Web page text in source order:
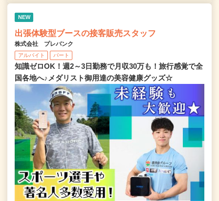
NEW
出張体験型ブースの接客販売スタッフ
株式会社 プレバンク
アルバイト パート
知識ゼロOK！週2～3日勤務で月収30万も！旅行感覚で全
国各地へ♪メダリスト御用達の美容健康グッズ☆